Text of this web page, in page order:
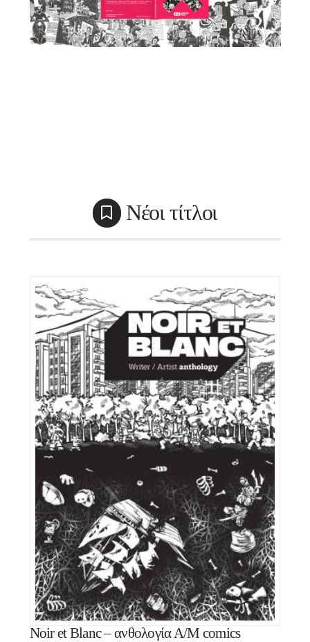
Νέοι τίτλοι
Νoir et Blanc – ανθολογία Α/Μ comics